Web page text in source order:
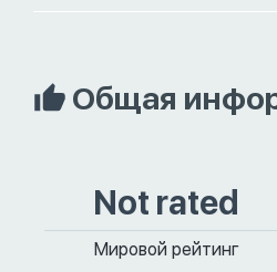
Общая
Not rated
Мировой рейтинг